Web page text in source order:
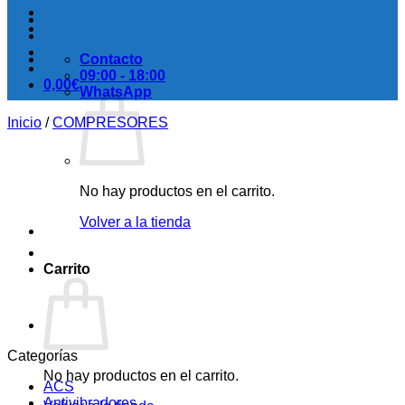
0,00€
No hay productos en el carrito.
Volver a la tienda
Carrito
No hay productos en el carrito.
Contacto
09:00 - 18:00
WhatsApp
Inicio / COMPRESORES
Categorías
ACS